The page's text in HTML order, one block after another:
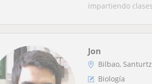
impartiendo
Jon
Bilbao,
Biología